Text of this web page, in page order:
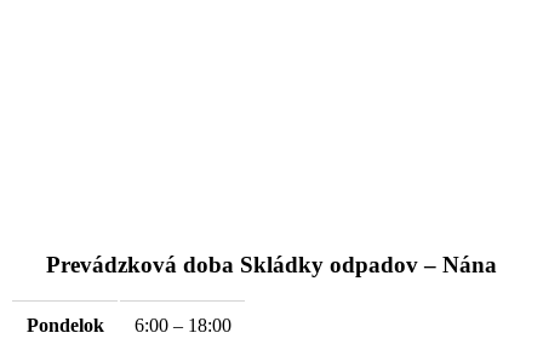
Prevádzková doba Skládky odpadov – Nána
Pondelok 6:00 – 18:00